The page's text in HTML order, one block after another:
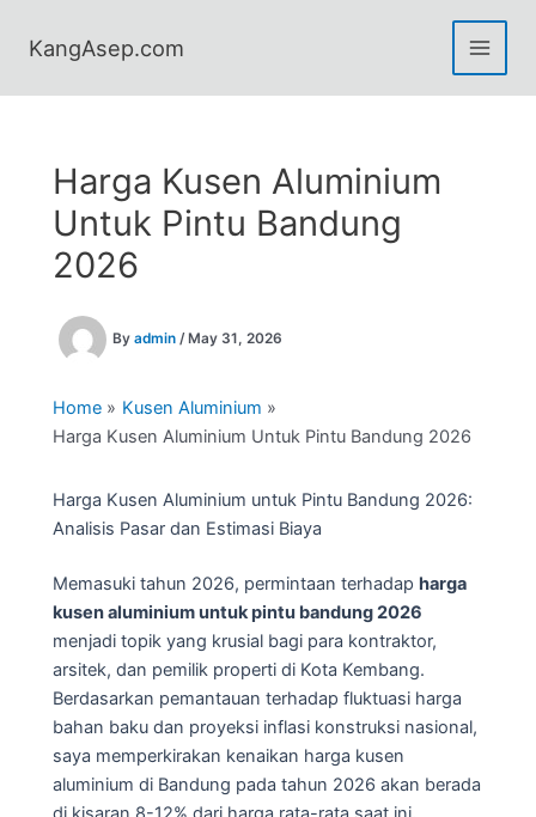
KangAsep.com
Harga Kusen Aluminium
Untuk Pintu Bandung
2026
By admin / May 31, 2026
Home
Kusen Aluminium
Harga Kusen Aluminium Untuk Pintu Bandung 2026
Harga Kusen Aluminium untuk Pintu Bandung 2026:
Analisis Pasar dan Estimasi Biaya
Memasuki tahun 2026, permintaan terhadap harga
kusen aluminium untuk pintu bandung 2026
menjadi topik yang krusial bagi para kontraktor,
arsitek, dan pemilik properti di Kota Kembang.
Berdasarkan pemantauan terhadap fluktuasi harga
bahan baku dan proyeksi inflasi konstruksi nasional,
saya memperkirakan kenaikan harga kusen
aluminium di Bandung pada tahun 2026 akan berada